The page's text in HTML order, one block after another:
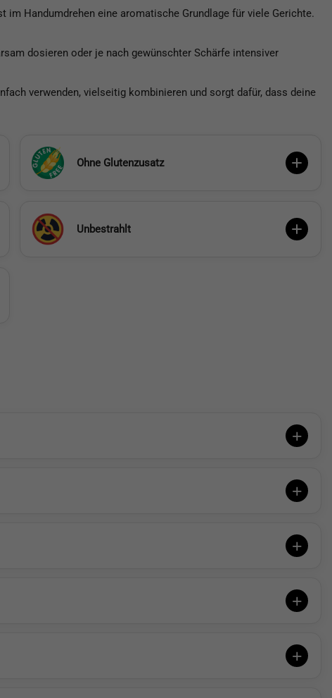
Handumdrehen eine aromatische Grundlage für viele Gerichte.
dosieren oder je nach gewünschter Schärfe intensiver
verwenden, vielseitig kombinieren und sorgt dafür, dass deine
Ohne Glutenzusatz
Unbestrahlt